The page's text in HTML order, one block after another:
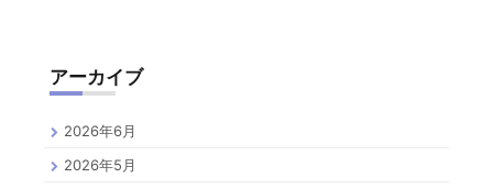
アーカイブ
2026年6月
2026年5月